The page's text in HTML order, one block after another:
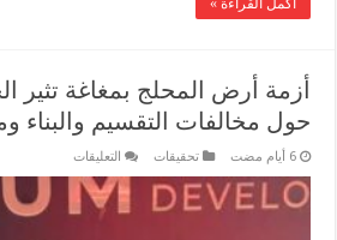
أكمل القراءة »
أزمة أرض المحلج بمغاغة تثير
حول مخالفات التقسيم والبناء
‏6 أيام مضت تحقيقات التعليقات
المحلج
بمغاغة